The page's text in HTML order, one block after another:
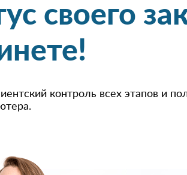
своего
контроль всех этапов и